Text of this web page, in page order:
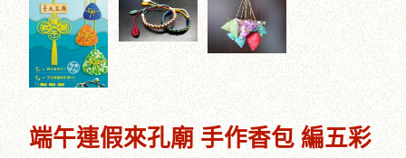
端午連假來孔廟 手作香包 編五彩